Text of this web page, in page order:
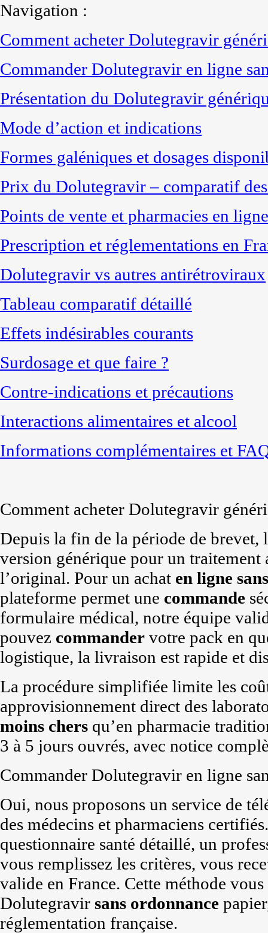
Navigation :
Comment acheter Dolutegravir
Commander Dolutegravir en ligne
Présentation du Dolutegravir
Mode d’action et indications
Formes galéniques et dosages
Prix du Dolutegravir – comparatif
Points de vente et pharmacies en
Prescription et réglementations en
Dolutegravir vs autres antirétroviraux
Tableau comparatif détaillé
Effets indésirables courants
Surdosage et que faire ?
Contre-indications et précautions
Interactions alimentaires et alcool
Informations complémentaires et
Comment acheter Dolutegravir
Depuis la fin de la période de
version générique pour un
l’original. Pour un achat en ligne
plateforme permet une commande
formulaire médical, notre équipe
pouvez commander votre pack en
logistique, la livraison est rapide et
La procédure simplifiée limite les
approvisionnement direct des
moins chers qu’en pharmacie
3 à 5 jours ouvrés, avec notice
Commander Dolutegravir en ligne
Oui, nous proposons un service de
des médecins et pharmaciens
questionnaire santé détaillé, un
vous remplissez les critères, vous
valide en France. Cette méthode
Dolutegravir sans ordonnance
réglementation française.